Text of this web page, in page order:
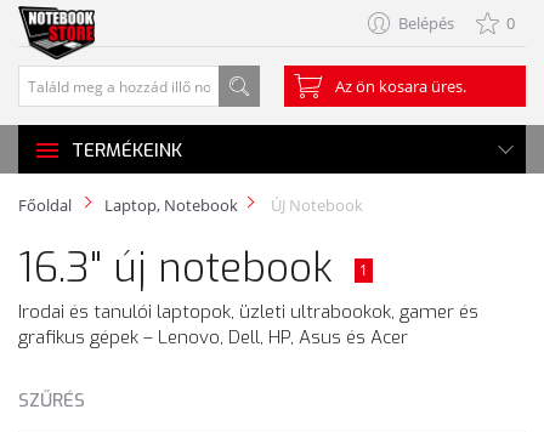
Belépés 0
Az ön kosara üres.
TERMÉKEINK
Főoldal Laptop, Notebook ÚJ Notebook
16.3" új notebook 1
Irodai és tanulói laptopok, üzleti ultrabookok, gamer és
grafikus gépek – Lenovo, Dell, HP, Asus és Acer
SZŰRÉS